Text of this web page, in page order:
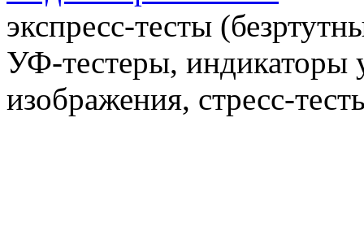
экспресс-тесты
УФ-тестеры, индикаторы
изображения, стресс-